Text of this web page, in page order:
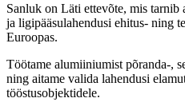
Sanluk on Läti ettevõte, mis tarnib
ja ligipääsulahendusi ehitus- ning
Euroopas.
Töötame alumiiniumist põranda-,
ning aitame valida lahendusi
tööstusobjektidele.